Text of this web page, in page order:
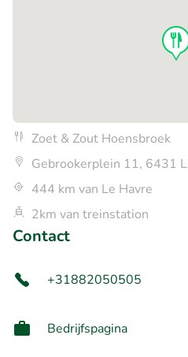
Zoet & Zout Hoensbroek
Gebrookerplein 11, 6431
444 km van Le Havre
2km van treinstation
Contact
+31882050505
Bedrijfspagina